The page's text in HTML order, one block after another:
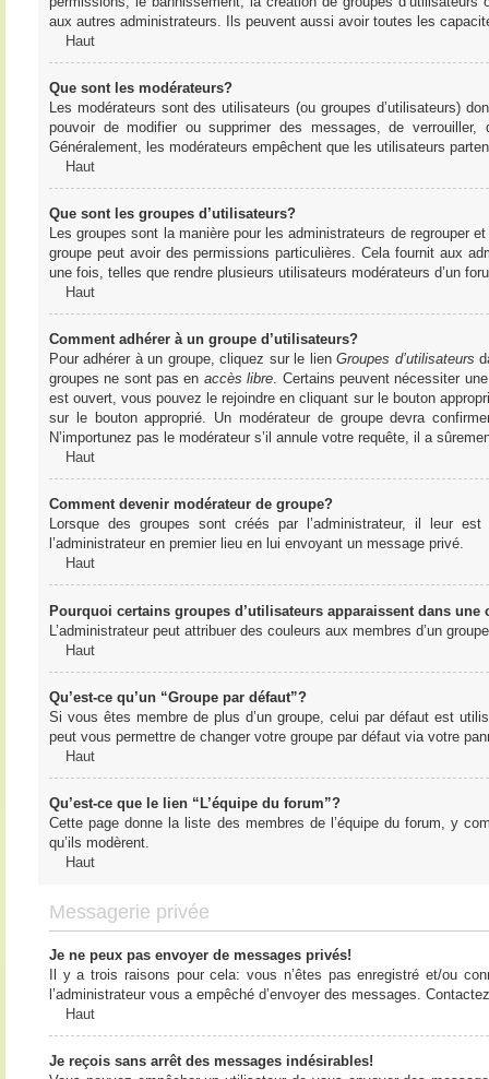
aux autres administrateurs. Ils peuvent aussi avoir toutes les
Haut
Que sont les modérateurs?
Les modérateurs sont des utilisateurs (ou groupes d’utilisateurs)
pouvoir de modifier ou supprimer des messages, de
Généralement, les modérateurs empêchent que les utilisateurs
Haut
Que sont les groupes d’utilisateurs?
Les groupes sont la manière pour les administrateurs de regrouper
groupe peut avoir des permissions particulières. Cela fournit aux
une fois, telles que rendre plusieurs utilisateurs modérateurs d’un
Haut
Comment adhérer à un groupe d’utilisateurs?
Pour adhérer à un groupe, cliquez sur le lienGroupes d’utilisateurs
groupes ne sont pas en accès libre. Certains peuvent nécessiter
est ouvert, vous pouvez le rejoindre en cliquant sur le bouton
sur le bouton approprié. Un modérateur de groupe devra
N’importunez pas le modérateur s’il annule votre requête, il a
Haut
Comment devenir modérateur de groupe?
Lorsque des groupes sont créés par l’administrateur, il leur
l’administrateur en premier lieu en lui envoyant un message privé.
Haut
Pourquoi certains groupes d’utilisateurs apparaissent dans une
L’administrateur peut attribuer des couleurs aux membres d’un
Haut
Qu’est-ce qu’un “Groupe par défaut”?
Si vous êtes membre de plus d’un groupe, celui par défaut est
peut vous permettre de changer votre groupe par défaut via votre
Haut
Qu’est-ce que le lien “L’équipe du forum”?
Cette page donne la liste des membres de l’équipe du forum, y
qu’ils modèrent.
Haut
Messagerie privée
Je ne peux pas envoyer de messages privés!
Il y a trois raisons pour cela: vous n’êtes pas enregistré et/ou
l’administrateur vous a empêché d’envoyer des messages.
Haut
Je reçois sans arrêt des messages indésirables!